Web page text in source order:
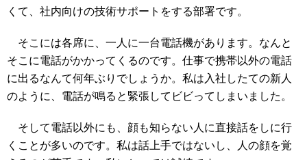
くて、社内向けの技術サポートをする部署です。
そこには各席に、一人に一台電話機があります。なんと
そこに電話がかかってくるのです。仕事で携帯以外の電話
に出るなんて何年ぶりでしょうか。私は入社したての新人
のように、電話が鳴ると緊張してビビってしまいました。
そして電話以外にも、顔も知らない人に直接話をしに行
くことが多いのです。私は話上手ではないし、人の顔を覚